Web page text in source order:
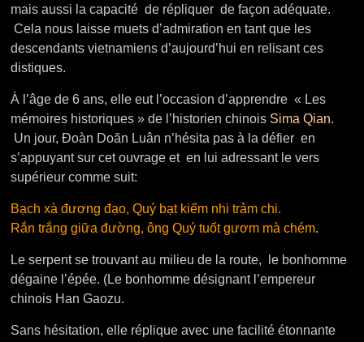
mais aussi la capacité de répliquer de façon adéquate.
Cela nous laisse muets d’admiration en tant que les
descendants vietnamiens d’aujourd’hui en relisant ces
distiques.
À l’âge de 6 ans, elle eut l’occasion d’apprendre « Les
mémoires historiques » de l’historien chinois Sima Qian.
Un jour, Đoàn Doãn Luân n’hésita pas à la défier en
s’appuyant sur cet ouvrage et en lui adressant le vers
supérieur comme suit:
Bạch xà đương đạo, Quý bạt kiếm nhi trảm chi.
Rắn trắng giữa đường, ông Quý tuốt gươm mà chém.
Le serpent se trouvant au milieu de la route, le bonhomme
dégaine l’épée. (Le bonhomme désignant l’empereur
chinois Han Gaozu.
Sans hésitation, elle réplique avec une facilité étonnante